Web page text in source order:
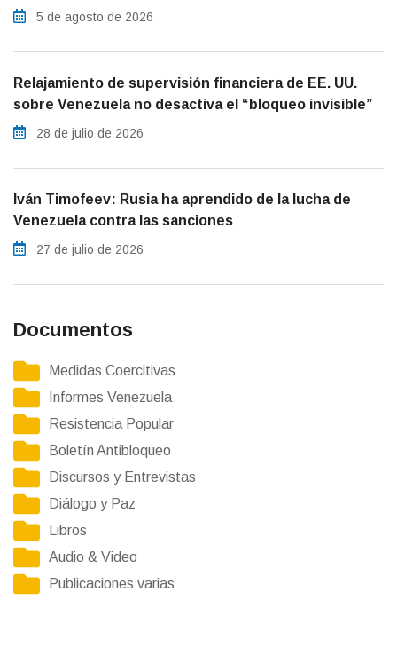
5 de agosto de 2026
Relajamiento de supervisión financiera de EE. UU.
sobre Venezuela no desactiva el “bloqueo invisible”
28 de julio de 2026
Iván Timofeev: Rusia ha aprendido de la lucha de
Venezuela contra las sanciones
27 de julio de 2026
Documentos
Medidas Coercitivas
Informes Venezuela
Resistencia Popular
Boletín Antibloqueo
Discursos y Entrevistas
Diálogo y Paz
Libros
Audio & Video
Publicaciones varias